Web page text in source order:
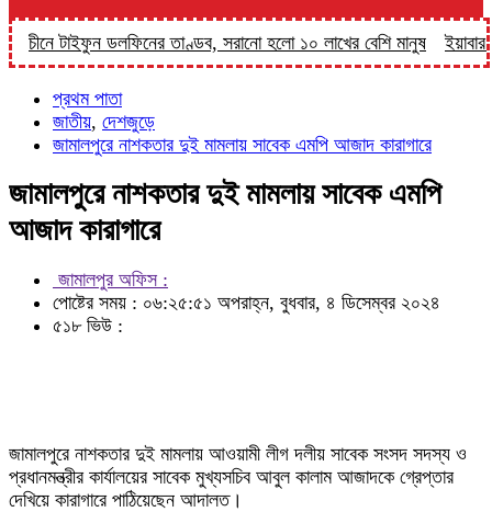
টাইফুন ডলফিনের তাণ্ডব, সরানো হলো ১০ লাখের বেশি মানুষ ইয়াবার
প্রথম পাতা
জাতীয়, দেশজুড়ে
জামালপুরে নাশকতার দুই মামলায় সাবেক এমপি আজাদ কারাগারে
জামালপুরে নাশকতার দুই মামলায় সাবেক এমপি
আজাদ কারাগারে
জামালপুর অফিস :
পোষ্টের সময় : ০৬:২৫:৫১ অপরাহ্ন, বুধবার, ৪ ডিসেম্বর ২০২৪
৫১৮ ভিউ :
জামালপুরে নাশকতার দুই মামলায় আওয়ামী লীগ দলীয় সাবেক সংসদ সদস্য ও
প্রধানমন্ত্রীর কার্যালয়ের সাবেক মুখ্যসচিব আবুল কালাম আজাদকে গ্রেপ্তার
দেখিয়ে কারাগারে পাঠিয়েছেন আদালত।